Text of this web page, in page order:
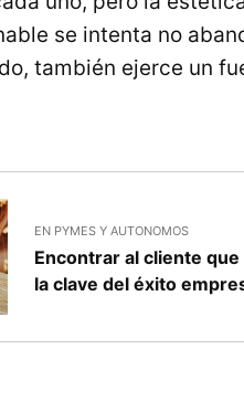
se intenta no
también ejerce un
EN PYMES Y AUTONOMOS
Encontrar al cliente
la clave del éxito